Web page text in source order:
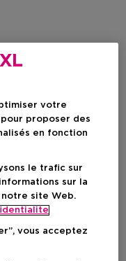
votre
proposer des
en fonction
le trafic sur
sur la
notre site Web.
vous acceptez